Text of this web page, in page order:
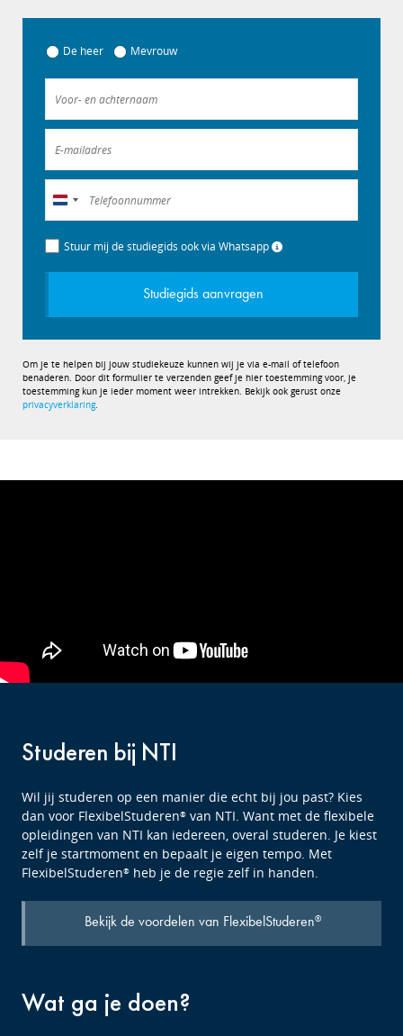
De heer Mevrouw
Nederland
+31
Stuur mij de studiegids ook via Whatsapp
Studiegids aanvragen
Om je te helpen bij jouw studiekeuze kunnen wij je via e-mail of telefoon
benaderen. Door dit formulier te verzenden geef je hier toestemming voor, je
toestemming kun je ieder moment weer intrekken. Bekijk ook gerust onze
privacyverklaring.
Studeren bij NTI
Wil jij studeren op een manier die echt bij jou past? Kies
dan voor FlexibelStuderen® van NTI. Want met de flexibele
opleidingen van NTI kan iedereen, overal studeren. Je kiest
zelf je startmoment en bepaalt je eigen tempo. Met
FlexibelStuderen® heb je de regie zelf in handen.
Bekijk de voordelen van FlexibelStuderen®
Wat ga je doen?